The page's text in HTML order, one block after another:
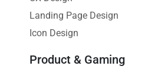
Landing Page Design
Icon Design
Product & Gaming